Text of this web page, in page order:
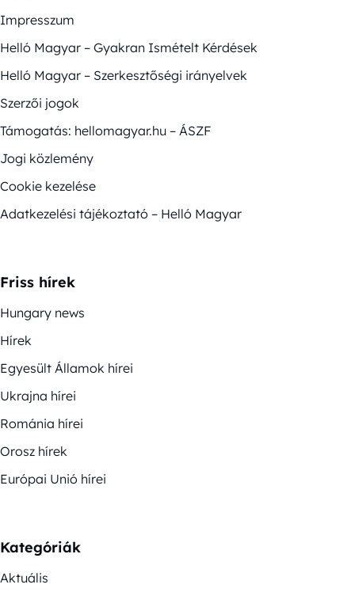
Impresszum
Helló Magyar – Gyakran Ismételt Kérdések
Helló Magyar – Szerkesztőségi irányelvek
Szerzői jogok
Támogatás: hellomagyar.hu – ÁSZF
Jogi közlemény
Cookie kezelése
Adatkezelési tájékoztató – Helló Magyar
Friss hírek
Hungary news
Hírek
Egyesült Államok hírei
Ukrajna hírei
Románia hírei
Orosz hírek
Európai Unió hírei
Kategóriák
Aktuális